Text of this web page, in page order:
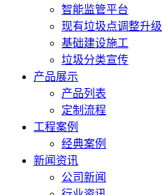
智能监管平台
现有垃圾点调整升级
基础建设施工
垃圾分类宣传
产品展示
产品列表
定制流程
工程案例
经典案例
新闻资讯
公司新闻